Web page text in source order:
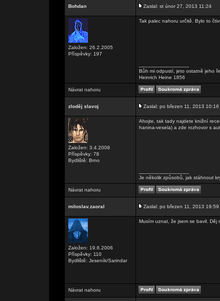
Bohdan Zaslal: st únor 27, 2013 11:24
Založen: 26.2.2005
Příspěvky: 197
Tak palec nahoru určitě. Bylo to
Bůh mi odpustí, jeto ostatně jeho
Heinrich Heine 1856
Návrat nahoru
zloděj slavoj Zaslal: po březen 11, 2013 10:16
Založen: 3.4.2008
Příspěvky: 78
Bydliště: Brno
Ahojte, tak tady najdete knižní
hanina-vesela) a zde rozhovor s
Je několik způsobů, jak stáhnout
Návrat nahoru
miloslav.zaoral Zaslal: po březen 11, 2013 19:59
Založen: 19.6.2006
Příspěvky: 110
Bydliště: Jeseník/Sarindar
Musím uznat, že jsem se bavil.
Návrat nahoru